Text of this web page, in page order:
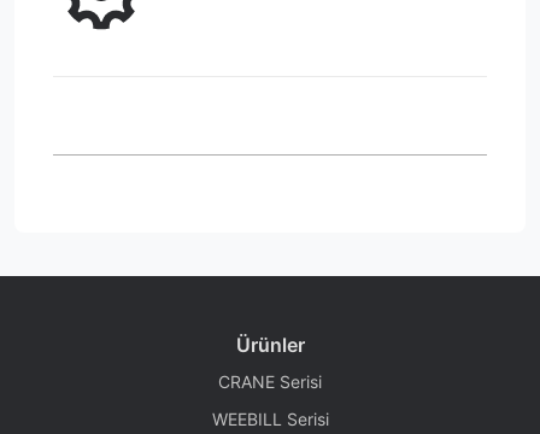
Ürünler
CRANE Serisi
WEEBILL Serisi